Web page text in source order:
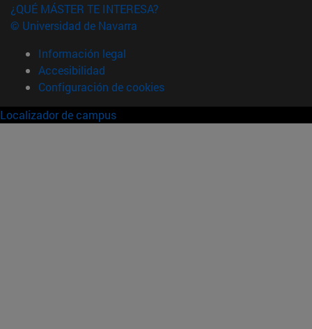
¿QUÉ MÁSTER TE INTERESA?
© Universidad de Navarra
Información legal
Accesibilidad
Configuración de cookies
Localizador de campus